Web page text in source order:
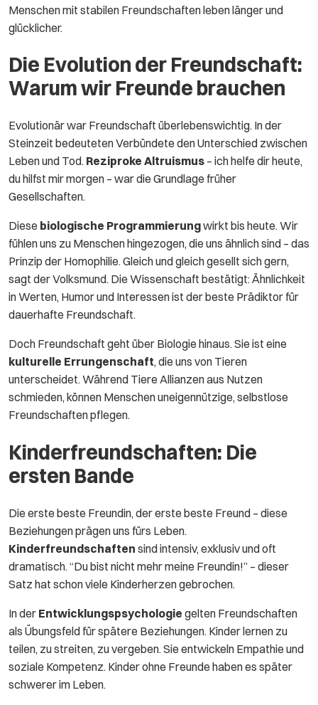
Menschen mit stabilen Freundschaften leben länger und
glücklicher.
Die Evolution der Freundschaft:
Warum wir Freunde brauchen
Evolutionär war Freundschaft überlebenswichtig. In der
Steinzeit bedeuteten Verbündete den Unterschied zwischen
Leben und Tod. Reziproke Altruismus – ich helfe dir heute,
du hilfst mir morgen – war die Grundlage früher
Gesellschaften.
Diese biologische Programmierungwirkt bis heute. Wir
fühlen uns zu Menschen hingezogen, die uns ähnlich sind – das
Prinzip der Homophilie. Gleich und gleich gesellt sich gern,
sagt der Volksmund. Die Wissenschaft bestätigt: Ähnlichkeit
in Werten, Humor und Interessen ist der beste Prädiktor für
dauerhafte Freundschaft.
Doch Freundschaft geht über Biologie hinaus. Sie ist eine
kulturelle Errungenschaft, die uns von Tieren
unterscheidet. Während Tiere Allianzen aus Nutzen
schmieden, können Menschen uneigennützige, selbstlose
Freundschaften pflegen.
Kinderfreundschaften: Die
ersten Bande
Die erste beste Freundin, der erste beste Freund – diese
Beziehungen prägen uns fürs Leben.
Kinderfreundschaften sind intensiv, exklusiv und oft
dramatisch. “Du bist nicht mehr meine Freundin!” – dieser
Satz hat schon viele Kinderherzen gebrochen.
In der Entwicklungspsychologie gelten Freundschaften
als Übungsfeld für spätere Beziehungen. Kinder lernen zu
teilen, zu streiten, zu vergeben. Sie entwickeln Empathie und
soziale Kompetenz. Kinder ohne Freunde haben es später
schwerer im Leben.